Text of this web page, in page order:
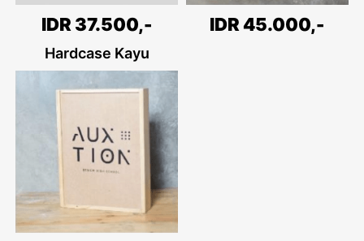
IDR 37.500,- IDR 45.000,-
Hardcase Kayu